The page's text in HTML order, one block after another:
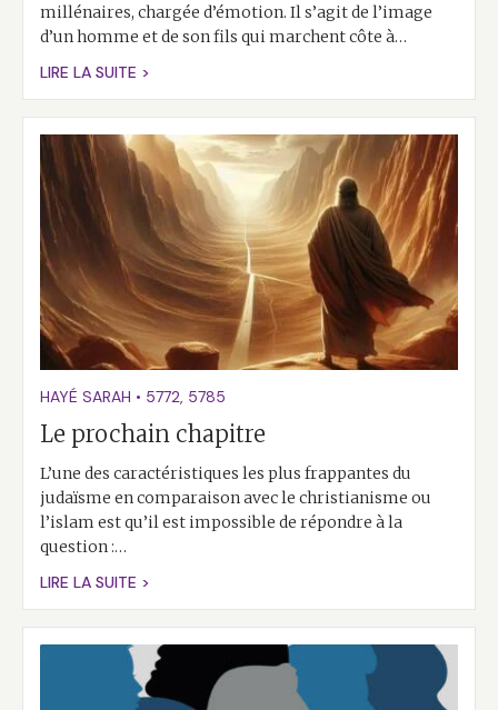
millénaires, chargée d’émotion. Il s’agit de l’image
d’un homme et de son fils qui marchent côte à…
LIRE LA SUITE >
HAYÉ SARAH • 5772, 5785
Le prochain chapitre
L’une des caractéristiques les plus frappantes du
judaïsme en comparaison avec le christianisme ou
l’islam est qu’il est impossible de répondre à la
question :…
LIRE LA SUITE >